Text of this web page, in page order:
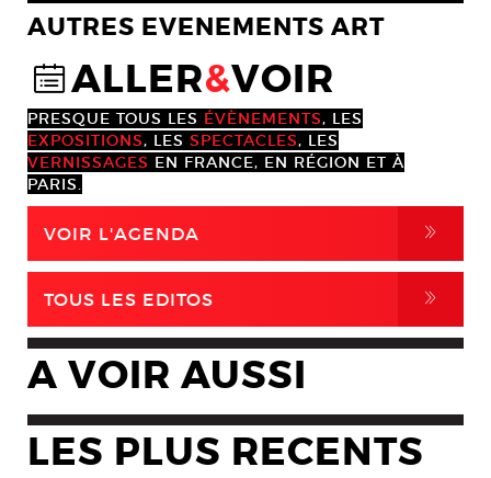
AUTRES EVENEMENTS ART
@ALLER&VOIR
PRESQUE TOUS LES ÉVÈNEMENTS, LES
EXPOSITIONS, LES SPECTACLES, LES
VERNISSAGES EN FRANCE, EN RÉGION ET À
PARIS.
VOIR L'AGENDA ,
TOUS LES EDITOS ,
A VOIR AUSSI
LES PLUS RECENTS